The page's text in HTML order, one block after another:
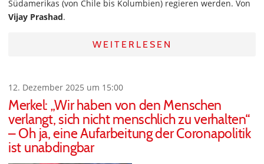
Südamerikas (von Chile bis Kolumbien) regieren werden. Von
Vijay Prashad.
WEITERLESEN
12. Dezember 2025 um 15:00
Merkel: „Wir haben von den Menschen
verlangt, sich nicht menschlich zu verhalten“
– Oh ja, eine Aufarbeitung der Coronapolitik
ist unabdingbar